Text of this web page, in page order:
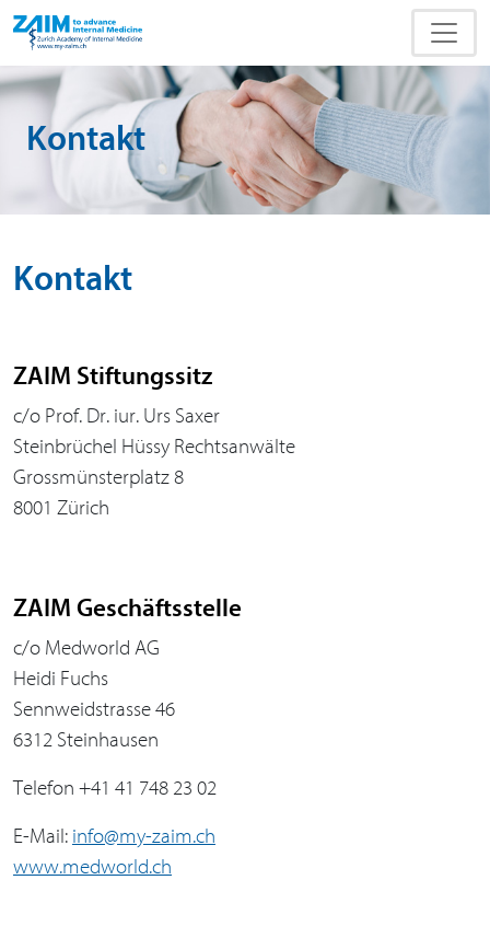
Kontakt
Kontakt
ZAIM Stiftungssitz
c/o Prof. Dr. iur. Urs Saxer
Steinbrüchel Hüssy Rechtsanwälte
Grossmünsterplatz 8
8001 Zürich
ZAIM Geschäftsstelle
c/o Medworld AG
Heidi Fuchs
Sennweidstrasse 46
6312 Steinhausen
Telefon +41 41 748 23 02
E-Mail: info@my-zaim.ch
www.medworld.ch